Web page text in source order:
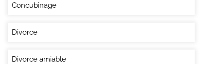
Concubinage
Divorce
Divorce amiable